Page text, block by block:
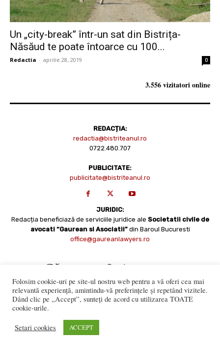
Un „city-break” într-un sat din Bistrița-
Năsăud te poate întoarce cu 100...
Redactia - aprilie 28, 2019 0
3.556 vizitatori online
REDACȚIA:
redactia@bistriteanul.ro
0722.480.707
PUBLICITATE:
publicitate@bistriteanul.ro
JURIDIC:
Redacția beneficiază de serviciile juridice ale Societatii civile de
avocati “Gaurean si Asociatii” din Baroul Bucuresti
office@gaureanlawyers.ro
numai cu acordul expres al Bistriteanul.Ro. © Copyright 2008 -
Folosim cookie-uri pe site-ul nostru web pentru a vă oferi cea mai
relevantă experiență, amintindu-vă preferințele și repetând vizitele.
Dând clic pe „Accept”, sunteți de acord cu utilizarea TOATE
cookie-urile.
Setari cookies ACCEPT